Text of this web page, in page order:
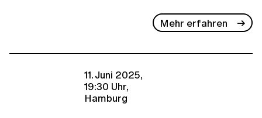
Mehr erfahren
11. Juni 2025,
19:30 Uhr,
Hamburg